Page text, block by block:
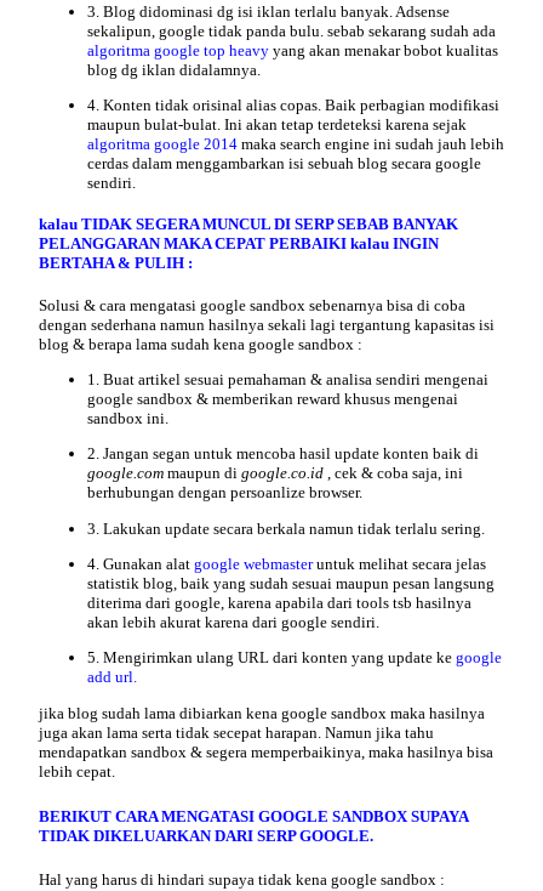
3. Blog didominasi dg isi iklan terlalu banyak. Adsense
sekalipun, google tidak panda bulu. sebab sekarang sudah ada
algoritma google top heavy yang akan menakar bobot kualitas
blog dg iklan didalamnya.
4. Konten tidak orisinal alias copas. Baik perbagian modifikasi
maupun bulat-bulat. Ini akan tetap terdeteksi karena sejak
algoritma google 2014 maka search engine ini sudah jauh lebih
cerdas dalam menggambarkan isi sebuah blog secara google
sendiri.
kalau TIDAK SEGERA MUNCUL DI SERP SEBAB BANYAK
PELANGGARAN MAKA CEPAT PERBAIKI kalau INGIN
BERTAHA & PULIH :
Solusi & cara mengatasi google sandbox sebenarnya bisa di coba
dengan sederhana namun hasilnya sekali lagi tergantung kapasitas isi
blog & berapa lama sudah kena google sandbox :
1. Buat artikel sesuai pemahaman & analisa sendiri mengenai
google sandbox & memberikan reward khusus mengenai
sandbox ini.
2. Jangan segan untuk mencoba hasil update konten baik di
google.com maupun di google.co.id , cek & coba saja, ini
berhubungan dengan persoanlize browser.
3. Lakukan update secara berkala namun tidak terlalu sering.
4. Gunakan alat google webmasteruntuk melihat secara jelas
statistik blog, baik yang sudah sesuai maupun pesan langsung
diterima dari google, karena apabila dari tools tsb hasilnya
akan lebih akurat karena dari google sendiri.
5. Mengirimkan ulang URL dari konten yang update ke google
add url.
jika blog sudah lama dibiarkan kena google sandbox maka hasilnya
juga akan lama serta tidak secepat harapan. Namun jika tahu
mendapatkan sandbox & segera memperbaikinya, maka hasilnya bisa
lebih cepat.
BERIKUT CARA MENGATASI GOOGLE SANDBOX SUPAYA
TIDAK DIKELUARKAN DARI SERP GOOGLE.
Hal yang harus di hindari supaya tidak kena google sandbox :